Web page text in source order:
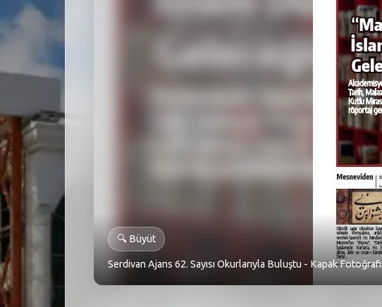
🔍 Büyüt
Serdivan Ajans 62. Sayısı Okurlarıyla Buluştu - Kapak Fotoğrafı